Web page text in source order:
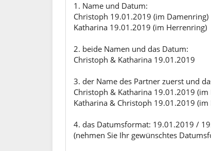
1. Name und Datum:
Christoph 19.01.2019 (im Damenring)
Katharina 19.01.2019 (im Herrenring)
2. beide Namen und das Datum:
Christoph & Katharina 19.01.2019
3. der Name des Partner zuerst und
Christoph & Katharina 19.01.2019 (im
Katharina & Christoph 19.01.2019 (im
4. das Datumsformat: 19.01.2019 /
(nehmen Sie Ihr gewünschtes